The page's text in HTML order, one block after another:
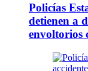
Policías
detienen a
envoltorios